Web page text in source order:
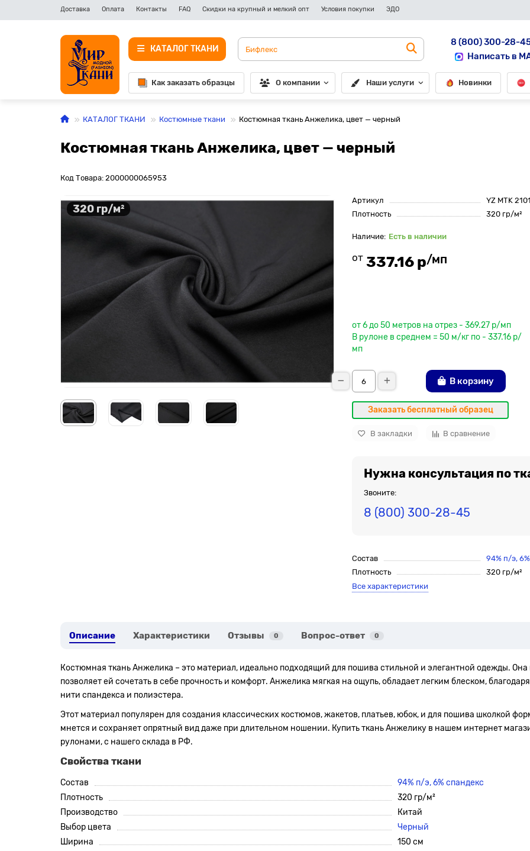
Доставка Оплата Контакты FAQ Скидки на крупный и мелкий опт Условия покупки ЭДО
КАТАЛОГ ТКАНИ
8 (800) 300-28-
Написать в
Как заказать образцы О компании Наши услуги Новинки
КАТАЛОГ ТКАНИ Костюмные ткани Костюмная ткань Анжелика, цвет — черный
Костюмная ткань Анжелика, цвет — черный
Код Товара: 2000000065953
320 гр/м²
Артикул
YZ MTK 2101
Плотность
320 гр/м²
Есть в наличии
от 337.16 р/мп
от 6 до 50 метров на отрез - 369.27 р/мп
В рулоне в среднем = 50 м/кг по - 337.16 р/
мп
В корзину
Заказать бесплатный образец
В закладки В сравнение
Нужна консультация по
Звоните:
8 (800) 300-28-45
Состав
94% п/э,
Плотность
320 гр/м²
Все характеристики
Описание Характеристики Отзывы 0 Вопрос-ответ 0
Костюмная ткань Анжелика – это материал, идеально подходящий для пошива стильной и элегантной одежды. Она
позволяет ей сочетать в себе прочность и комфорт. Анжелика мягкая на ощупь, обладает легким блеском,
нити спандекса и полиэстера.
Этот материал популярен для создания классических костюмов, жакетов, платьев, юбок, и для пошива школкой
мнется и сохраняет опрятный вид даже при длительном ношении. Купить ткань Анжелику в нашем интернет
рулонами, с нашего склада в РФ.
Свойства ткани
Состав
94% п/э, 6% спандекс
Плотность
320 гр/м²
Производство
Китай
Выбор цвета
Черный
Ширина
150 см